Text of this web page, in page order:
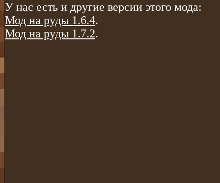
У нас есть и другие версии этого мода:
Мод на руды 1.6.4.
Мод на руды 1.7.2.